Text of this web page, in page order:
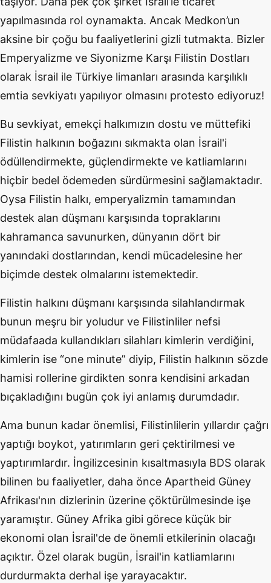
yapılmasında rol oynamakta. Ancak Medkon’un
aksine bir çoğu bu faaliyetlerini gizli tutmakta. Bizler
Emperyalizme ve Siyonizme Karşı Filistin Dostları
olarak İsrail ile Türkiye limanları arasında karşılıklı
emtia sevkiyatı yapılıyor olmasını protesto ediyoruz!
Bu sevkiyat, emekçi halkımızın dostu ve müttefiki
Filistin halkının boğazını sıkmakta olan İsrail'i
ödüllendirmekte, güçlendirmekte ve katliamlarını
hiçbir bedel ödemeden sürdürmesini sağlamaktadır.
Oysa Filistin halkı, emperyalizmin tamamından
destek alan düşmanı karşısında topraklarını
kahramanca savunurken, dünyanın dört bir
yanındaki dostlarından, kendi mücadelesine her
biçimde destek olmalarını istemektedir.
Filistin halkını düşmanı karşısında silahlandırmak
bunun meşru bir yoludur ve Filistinliler nefsi
müdafaada kullandıkları silahları kimlerin verdiğini,
kimlerin ise “one minute” diyip, Filistin halkının sözde
hamisi rollerine girdikten sonra kendisini arkadan
bıçakladığını bugün çok iyi anlamış durumdadır.
Ama bunun kadar önemlisi, Filistinlilerin yıllardır çağrı
yaptığı boykot, yatırımların geri çektirilmesi ve
yaptırımlardır. İngilizcesinin kısaltmasıyla BDS olarak
bilinen bu faaliyetler, daha önce Apartheid Güney
Afrikası'nın dizlerinin üzerine çöktürülmesinde işe
yaramıştır. Güney Afrika gibi görece küçük bir
ekonomi olan İsrail'de de önemli etkilerinin olacağı
açıktır. Özel olarak bugün, İsrail'in katliamlarını
durdurmakta derhal işe yarayacaktır.